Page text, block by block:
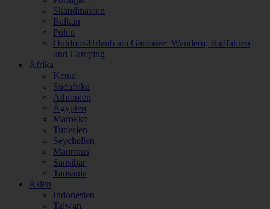
Skandinavien
Balkan
Polen
Outdoor-Urlaub am Gardasee: Wandern, Radfahren
und Camping
Afrika
Kenia
Südafrika
Äthiopien
Ägypten
Marokko
Tunesien
Seychellen
Mauritius
Sansibar
Tansania
Asien
Indonesien
Taiwan